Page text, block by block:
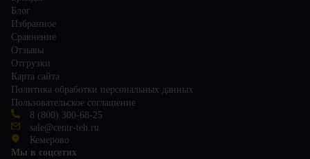
Блог
Избранное
Сравнение
Отзывы
Отгрузки
Карта сайта
Политика обработки персональных данных
Пользовательское соглашение
8 (800) 300-68-25
sale@centr-teh.ru
Кемерово
Мы в соцсетях